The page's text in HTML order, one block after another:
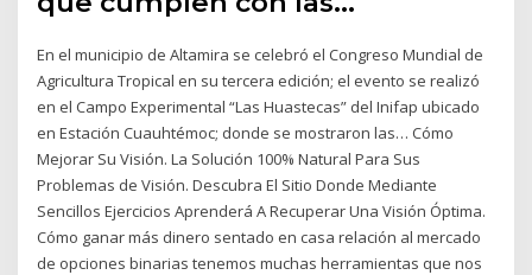
En el municipio de Altamira se celebró el Congreso Mundial de
Agricultura Tropical en su tercera edición; el evento se realizó
en el Campo Experimental “Las Huastecas” del Inifap ubicado
en Estación Cuauhtémoc; donde se mostraron las… Cómo
Mejorar Su Visión. La Solución 100% Natural Para Sus
Problemas de Visión. Descubra El Sitio Donde Mediante
Sencillos Ejercicios Aprenderá A Recuperar Una Visión Óptima.
Cómo ganar más dinero sentado en casa relación al mercado
de opciones binarias tenemos muchas herramientas que nos